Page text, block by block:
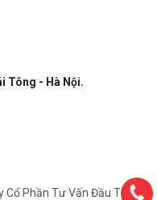
Tông - Hà Nội.
Cổ Phần Tư Vấn Đầu Tư Và